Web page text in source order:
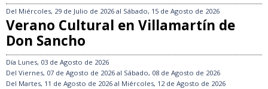
Del Miércoles, 29 de Julio de 2026 al Sábado, 15 de Agosto de 2026
Verano Cultural en Villamartín de
Don Sancho
Día Lunes, 03 de Agosto de 2026
Del Viernes, 07 de Agosto de 2026 al Sábado, 08 de Agosto de 2026
Del Martes, 11 de Agosto de 2026 al Miércoles, 12 de Agosto de 2026